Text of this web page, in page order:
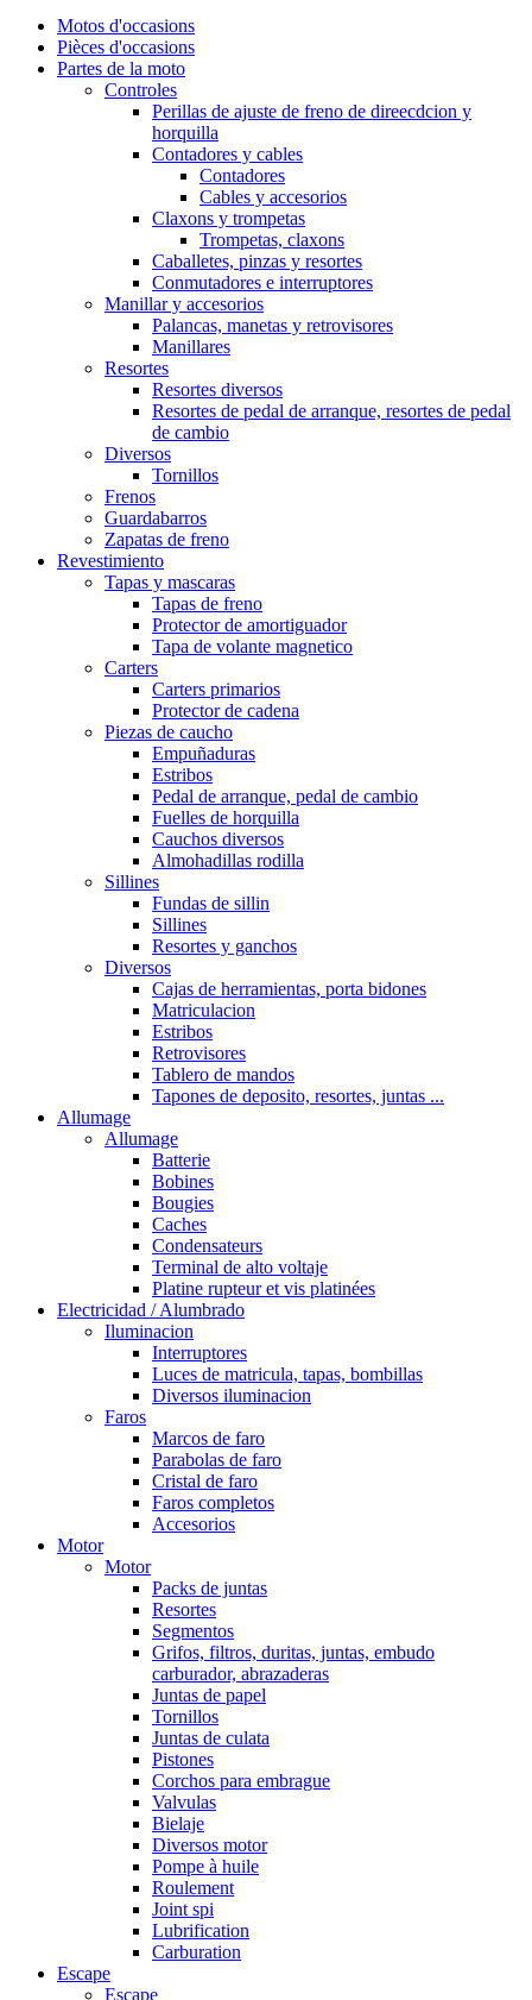
Motos d'occasions
Pièces d'occasions
Partes de la moto
Controles
Perillas de ajuste de freno de direecdcion y
horquilla
Contadores y cables
Contadores
Cables y accesorios
Claxons y trompetas
Trompetas, claxons
Caballetes, pinzas y resortes
Conmutadores e interruptores
Manillar y accesorios
Palancas, manetas y retrovisores
Manillares
Resortes
Resortes diversos
Resortes de pedal de arranque, resortes de pedal
de cambio
Diversos
Tornillos
Frenos
Guardabarros
Zapatas de freno
Revestimiento
Tapas y mascaras
Tapas de freno
Protector de amortiguador
Tapa de volante magnetico
Carters
Carters primarios
Protector de cadena
Piezas de caucho
Empuñaduras
Estribos
Pedal de arranque, pedal de cambio
Fuelles de horquilla
Cauchos diversos
Almohadillas rodilla
Sillines
Fundas de sillin
Sillines
Resortes y ganchos
Diversos
Cajas de herramientas, porta bidones
Matriculacion
Estribos
Retrovisores
Tablero de mandos
Tapones de deposito, resortes, juntas ...
Allumage
Allumage
Batterie
Bobines
Bougies
Caches
Condensateurs
Terminal de alto voltaje
Platine rupteur et vis platinées
Electricidad / Alumbrado
Iluminacion
Interruptores
Luces de matricula, tapas, bombillas
Diversos iluminacion
Faros
Marcos de faro
Parabolas de faro
Cristal de faro
Faros completos
Accesorios
Motor
Motor
Packs de juntas
Resortes
Segmentos
Grifos, filtros, duritas, juntas, embudo
carburador, abrazaderas
Juntas de papel
Tornillos
Juntas de culata
Pistones
Corchos para embrague
Valvulas
Bielaje
Diversos motor
Pompe à huile
Roulement
Joint spi
Lubrification
Carburation
Escape
Escape